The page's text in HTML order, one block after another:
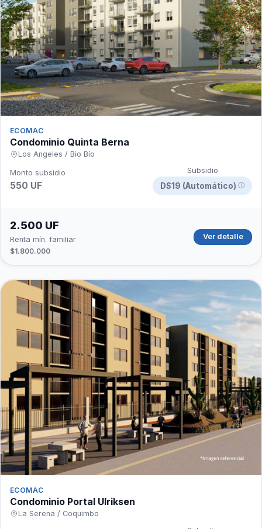
ECOMAC
Condominio Quinta Berna
Los Angeles / Bio Bío
Monto subsidio
550 UF
Subsidio
DS19 (Automático) ⓘ
2.500 UF
Renta mín. familiar
$1.800.000
Ver detalle
ECOMAC
Condominio Portal Ulriksen
La Serena / Coquimbo